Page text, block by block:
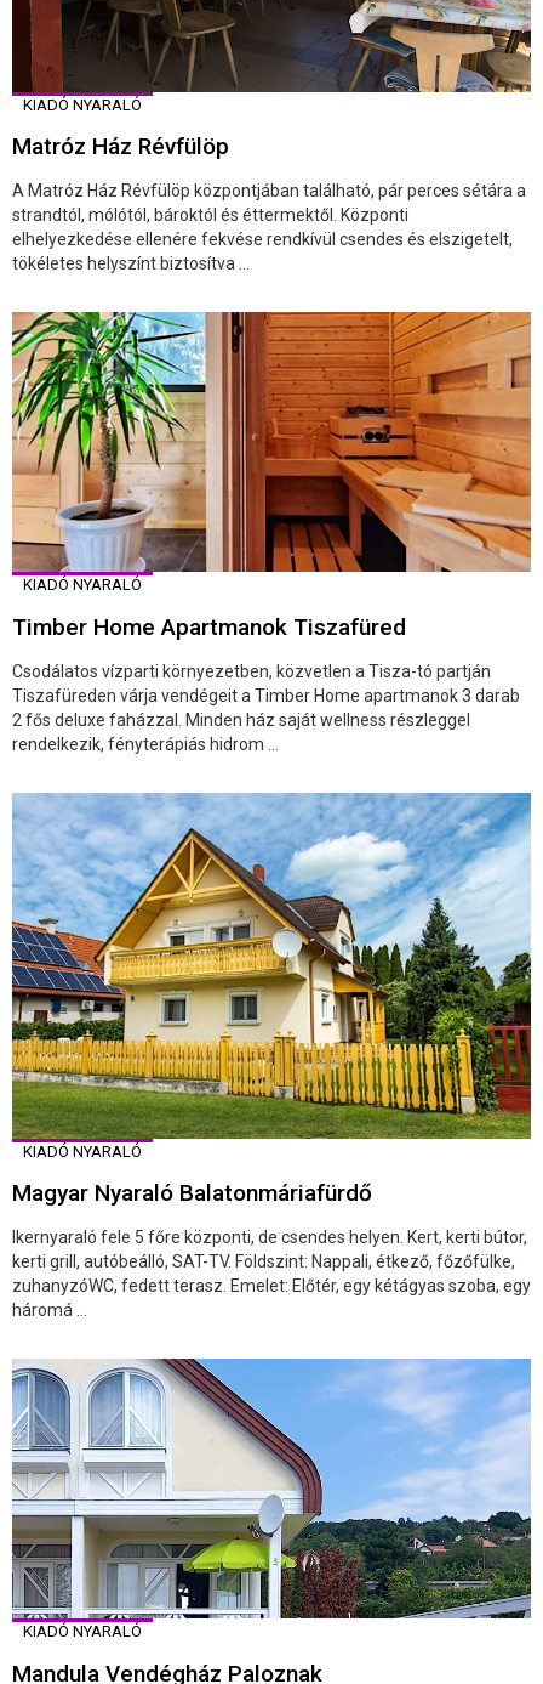
KIADÓ NYARALÓ
Matróz Ház Révfülöp
A Matróz Ház Révfülöp központjában található, pár perces sétára a
strandtól, mólótól, bároktól és éttermektől. Központi
elhelyezkedése ellenére fekvése rendkívül csendes és elszigetelt,
tökéletes helyszínt biztosítva ...
KIADÓ NYARALÓ
Timber Home Apartmanok Tiszafüred
Csodálatos vízparti környezetben, közvetlen a Tisza-tó partján
Tiszafüreden várja vendégeit a Timber Home apartmanok 3 darab
2 fős deluxe faházzal. Minden ház saját wellness részleggel
rendelkezik, fényterápiás hidrom ...
KIADÓ NYARALÓ
Magyar Nyaraló Balatonmáriafürdő
Ikernyaraló fele 5 főre központi, de csendes helyen. Kert, kerti bútor,
kerti grill, autóbeálló, SAT-TV. Földszint: Nappali, étkező, főzőfülke,
zuhanyzóWC, fedett terasz. Emelet: Előtér, egy kétágyas szoba, egy
háromá ...
KIADÓ NYARALÓ
Mandula Vendégház Paloznak